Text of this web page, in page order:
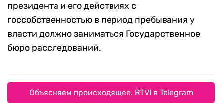
президента и его действиях с
госсобственностью в период пребывания у
власти должно заниматься Государственное
бюро расследований.
Объясняем происходящее. RTVI в Telegram